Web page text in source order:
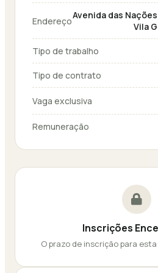
EndereçoAvenida das
Vila
Tipo de trabalho
Tipo de contrato
Vaga exclusiva
Remuneração
Inscrições
O prazo de inscrição para